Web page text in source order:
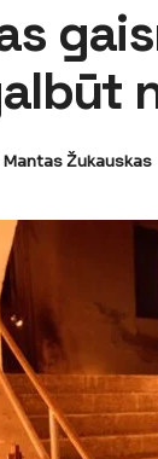
Mantas Žukauskas